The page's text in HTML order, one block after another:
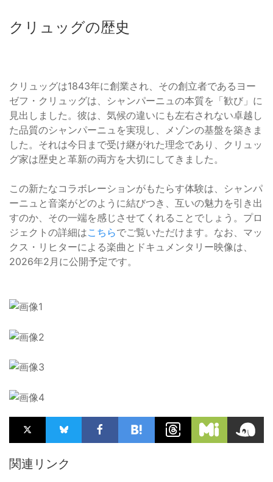
クリュッグの歴史
クリュッグは1843年に創業され、その創立者であるヨー
ゼフ・クリュッグは、シャンパーニュの本質を「歓び」に
見出しました。彼は、気候の違いにも左右されない卓越し
た品質のシャンパーニュを実現し、メゾンの基盤を築きま
した。それは今日まで受け継がれた理念であり、クリュッ
グ家は歴史と革新の両方を大切にしてきました。
この新たなコラボレーションがもたらす体験は、シャンパ
ーニュと音楽がどのように結びつき、互いの魅力を引き出
すのか、その一端を感じさせてくれることでしょう。プロ
ジェクトの詳細はこちらでご覧いただけます。なお、マッ
クス・リヒターによる楽曲とドキュメンタリー映像は、
2026年2月に公開予定です。
関連リンク